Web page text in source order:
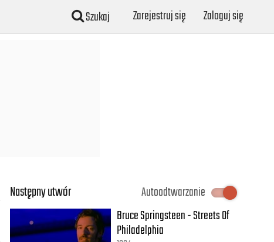
Szukaj Zarejestruj się Zaloguj się
Następny utwór
Autoodtwarzanie
Bruce Springsteen - Streets Of
Philadelphia